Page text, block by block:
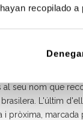
recopilado
músic que havia
amb Jones,
Social Club,
al seu nom que
L'últim
i pròxima,